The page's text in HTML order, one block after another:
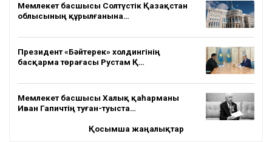
Мемлекет басшысы Солтүстік Қазақстан
облысының құрылғанына…
Президент «Бәйтерек» холдингінің
басқарма төрағасы Рустам Қ…
Мемлекет басшысы Халық қаһарманы
Иван Гапичтің туған-туыста…
Қосымша жаңалықтар